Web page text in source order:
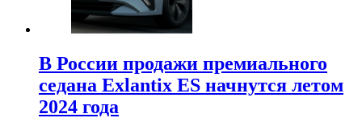
В России продажи премиального
седана Exlantix ES начнутся летом
2024 года